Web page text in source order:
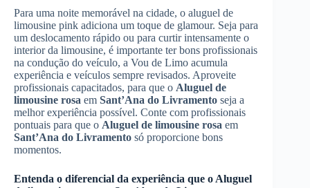
Para uma noite memorável na cidade, o aluguel de
limousine pink adiciona um toque de glamour. Seja para
um deslocamento rápido ou para curtir intensamente o
interior da limousine, é importante ter bons profissionais
na condução do veículo, a Vou de Limo acumula
experiência e veículos sempre revisados. Aproveite
profissionais capacitados, para que o Aluguel de
limousine rosa em Sant’Ana do Livramento seja a
melhor experiência possível. Conte com profissionais
pontuais para que o Aluguel de limousine rosa em
Sant’Ana do Livramento só proporcione bons
momentos.
Entenda o diferencial da experiência que o Aluguel